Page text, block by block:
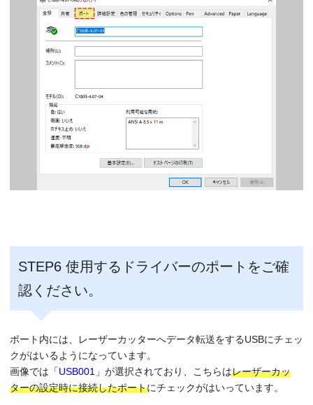
STEP6 使用するドライバーのポートをご確
認ください。
ポート内には、レーザーカッターへデータ転送をするUSBにチェッ
クがはいるようになっています。
画像では 「USB001」 が選択されており、こちらはレーザーカッ
ターの設定時に接続したポートにチェックがはいっています。